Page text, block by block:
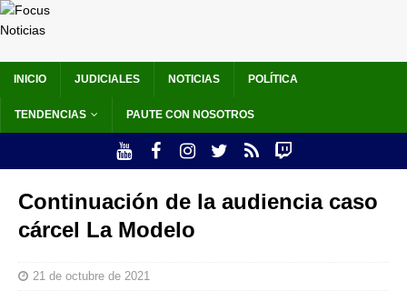
INICIO JUDICIALES NOTICIAS POLÍTICA
TENDENCIAS PAUTE CON NOSOTROS
Continuación de la audiencia caso
cárcel La Modelo
21 de octubre de 2021